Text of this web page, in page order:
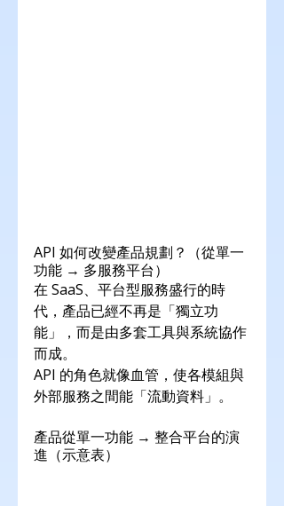
API 如何改變產品規劃？（從單一
功能 → 多服務平台）
在 SaaS、平台型服務盛行的時
代，產品已經不再是「獨立功
能」，而是由多套工具與系統協作
而成。
API 的角色就像血管，使各模組與
外部服務之間能「流動資料」。
產品從單一功能 → 整合平台的演
進（示意表）